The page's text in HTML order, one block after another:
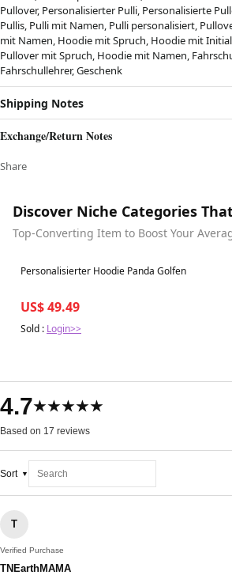
Pullover, Personalisierter Pulli, Personalisierte
Pullis, Pulli mit Namen, Pulli personalisiert,
mit Namen, Hoodie mit Spruch, Hoodie mit
Pullover mit Spruch, Hoodie mit Namen,
Fahrschullehrer, Geschenk
Shipping Notes
Exchange/Return Notes
Share
Discover Niche Categories
Top-Converting Item to Boost Your
Best in 7 days
Personalisierter Hoodie Panda Golfen
US$ 49.49
Sold : Login>>
4.7★★★★★
Based on 17 reviews
Sort
T
Verified Purchase
TNEarthMAMA